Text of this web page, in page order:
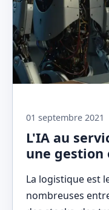
01 septembre 2021
L'IA au
une gestion
La logistique est
nombreuses